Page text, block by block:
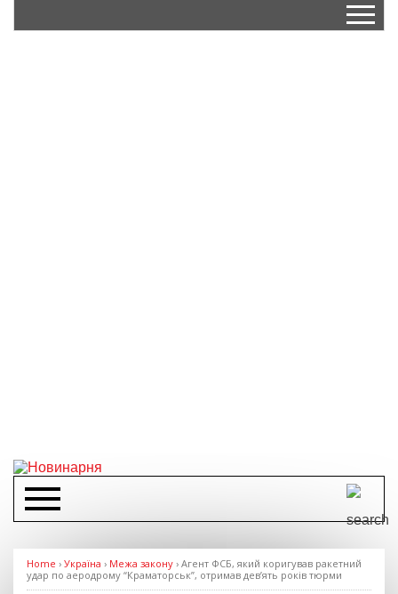
Home › Україна › Межа закону › Агент ФСБ, який коригував ракетний
удар по аеродрому “Краматорськ”, отримав дев’ять років тюрми